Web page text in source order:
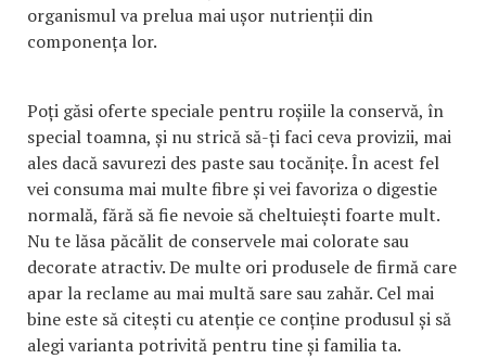
organismul va prelua mai ușor nutrienții din
componența lor.
Poți găsi oferte speciale pentru roșiile la conservă, în
special toamna, și nu strică să-ți faci ceva provizii, mai
ales dacă savurezi des paste sau tocănițe. În acest fel
vei consuma mai multe fibre și vei favoriza o digestie
normală, fără să fie nevoie să cheltuiești foarte mult.
Nu te lăsa păcălit de conservele mai colorate sau
decorate atractiv. De multe ori produsele de firmă care
apar la reclame au mai multă sare sau zahăr. Cel mai
bine este să citești cu atenție ce conține produsul și să
alegi varianta potrivită pentru tine și familia ta.